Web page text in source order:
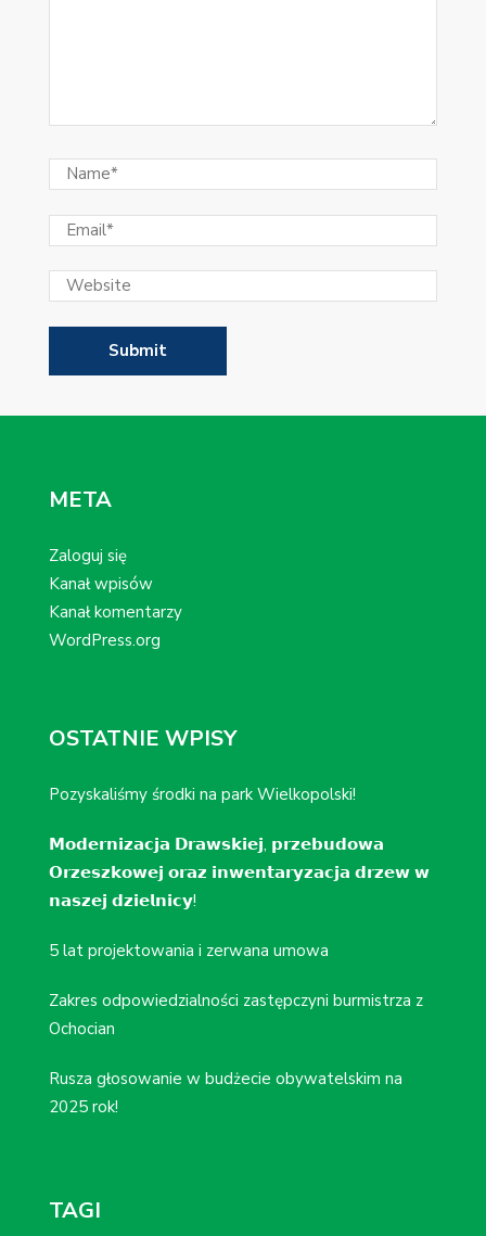
META
Zaloguj się
Kanał wpisów
Kanał komentarzy
WordPress.org
OSTATNIE WPISY
Pozyskaliśmy środki na park Wielkopolski!
𝗠𝗼𝗱𝗲𝗿𝗻𝗶𝘇𝗮𝗰𝗷𝗮 𝗗𝗿𝗮𝘄𝘀𝗸𝗶𝗲𝗷, 𝗽𝗿𝘇𝗲𝗯𝘂𝗱𝗼𝘄𝗮
𝗢𝗿𝘇𝗲𝘀𝘇𝗸𝗼𝘄𝗲𝗷 𝗼𝗿𝗮𝘇 𝗶𝗻𝘄𝗲𝗻𝘁𝗮𝗿𝘆𝘇𝗮𝗰𝗷𝗮 𝗱𝗿𝘇𝗲𝘄 𝘄
𝗻𝗮𝘀𝘇𝗲𝗷 𝗱𝘇𝗶𝗲𝗹𝗻𝗶𝗰𝘆!
5 lat projektowania i zerwana umowa
Zakres odpowiedzialności zastępczyni burmistrza z
Ochocian
Rusza głosowanie w budżecie obywatelskim na
2025 rok!
TAGI